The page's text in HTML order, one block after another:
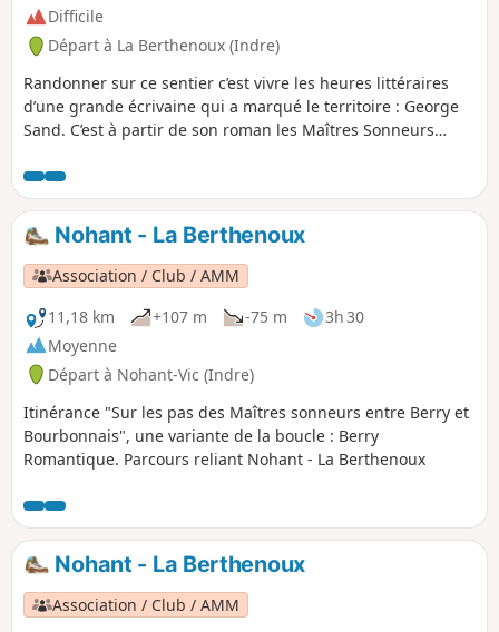
Difficile
Départ à La Berthenoux (Indre)
Randonner sur ce sentier c’est vivre les heures littéraires
d’une grande écrivaine qui a marqué le territoire : George
Sand. C’est à partir de son roman les Maîtres Sonneurs
en boucle, entre Berry et Bourbonnais, entre La Châtre et
Huriel, à travers les départements de l'Indre du Cher et de
l'Allier.Nohant - La Berthenoux
Association / Club / AMM
11,18 km
+107 m -75 m
3h 30
Moyenne
Départ à Nohant-Vic (Indre)
Itinérance "Sur les pas des Maîtres sonneurs entre Berry et
Bourbonnais", une variante de la boucle : Berry
Romantique. Parcours reliant Nohant - La Berthenoux
Nohant - La Berthenoux
Association / Club / AMM